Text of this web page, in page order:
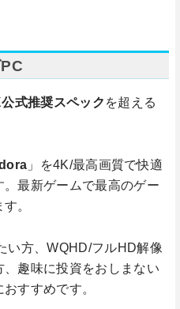
式推奨スペック を超える
」を4K/最高画質で快適
最新ゲームで最高のゲー
。
い方、WQHD/フルHD解像
趣味に投資をおしまない
すすめです。